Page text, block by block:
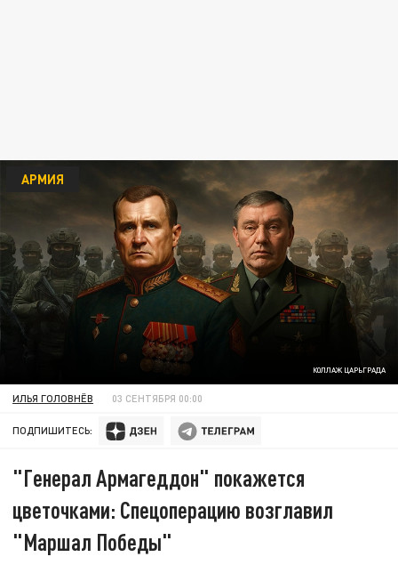
КОЛЛАЖ ЦАРЬГРАДА
АРМИЯ
ИЛЬЯ ГОЛОВНЁВ 03 СЕНТЯБРЯ 00:00
ПОДПИШИТЕСЬ:
"Генерал Армагеддон" покажется
цветочками: Спецоперацию возглавил
"Маршал Победы"